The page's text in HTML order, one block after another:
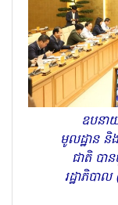
ឧបនាយ
មូលដ្ឋាន និ
ជាតិ បា
រដ្ឋាភិបា